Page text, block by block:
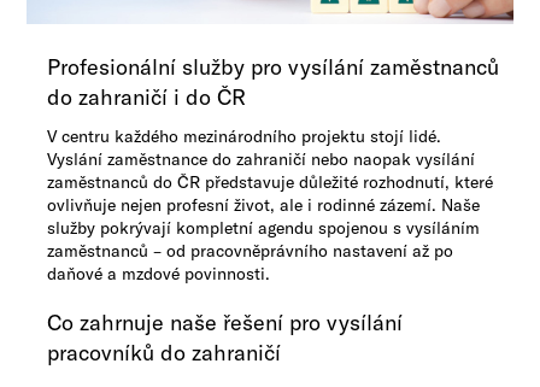
Profesionální služby pro vysílání zaměstnanců
do zahraničí i do ČR​
V centru každého mezinárodního projektu stojí lidé.
Vyslání zaměstnance do zahraničí nebo naopak vysílání
zaměstnanců do ČR představuje důležité rozhodnutí, které
ovlivňuje nejen profesní život, ale i rodinné zázemí. Naše
služby pokrývají kompletní agendu spojenou s vysíláním
zaměstnanců – od pracovněprávního nastavení až po
daňové a mzdové povinnosti.
Co zahrnuje naše řešení pro vysílání
pracovníků do zahraničí